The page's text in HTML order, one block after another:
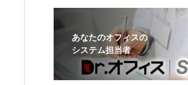
あなたのオフィスの
システム担当者